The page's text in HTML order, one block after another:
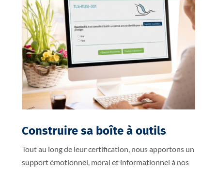
Construire sa boîte à outils
Tout au long de leur certification, nous apportons un
support émotionnel, moral et informationnel à nos